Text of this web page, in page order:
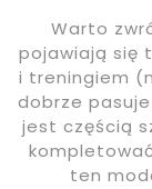
Warto
pojawiają się
i treningiem
dobrze
jest częścią
ten